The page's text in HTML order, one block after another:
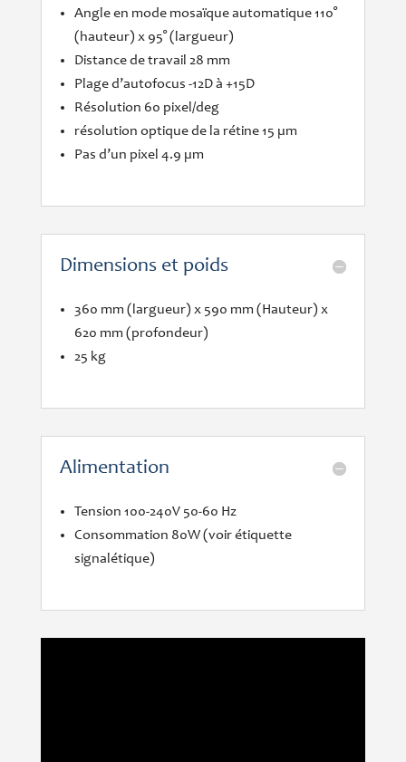
Angle en mode mosaïque automatique 110°
(hauteur) x 95° (largueur)
Distance de travail 28 mm
Plage d’autofocus -12D à +15D
Résolution 60 pixel/deg
résolution optique de la rétine 15 µm
Pas d’un pixel 4.9 µm
Dimensions et poids
360 mm (largueur) x 590 mm (Hauteur) x
620 mm (profondeur)
25 kg
Alimentation
Tension 100-240V 50-60 Hz
Consommation 80W (voir étiquette
signalétique)